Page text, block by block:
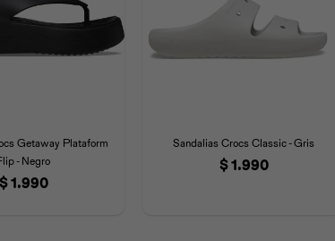
Getaway Plataform
- Negro
$1.990
Sandalias Crocs Classic - Gris
$1.990